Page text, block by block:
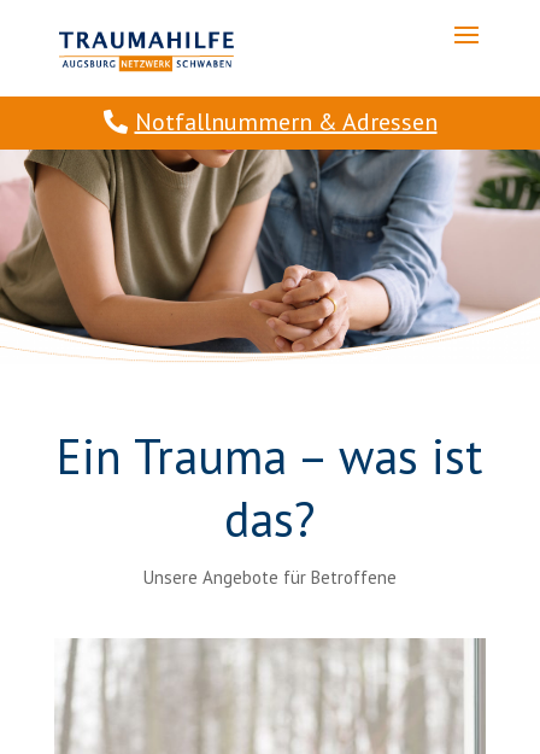
Notfallnummern & Adressen
Ein Trauma – was ist
das?
Unsere Angebote für Betroffene